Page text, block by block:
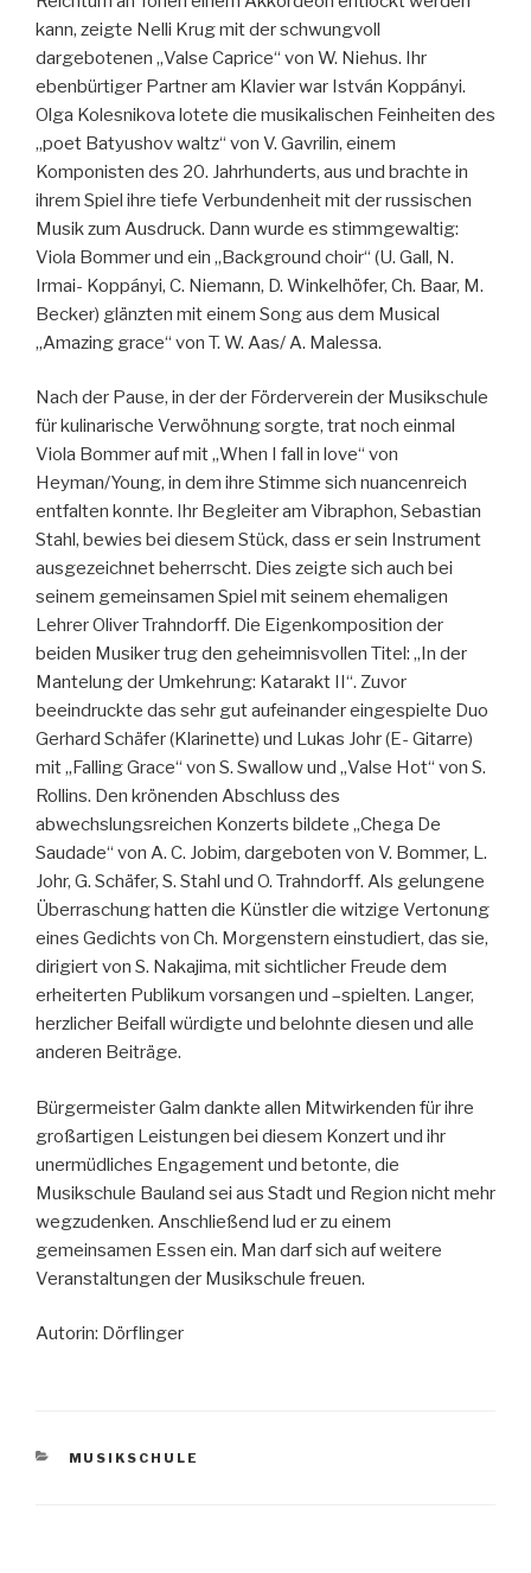
kann, zeigte Nelli Krug mit der schwungvoll
dargebotenen „Valse Caprice“ von W. Niehus. Ihr
ebenbürtiger Partner am Klavier war István Koppányi.
Olga Kolesnikova lotete die musikalischen Feinheiten des
„poet Batyushov waltz“ von V. Gavrilin, einem
Komponisten des 20. Jahrhunderts, aus und brachte in
ihrem Spiel ihre tiefe Verbundenheit mit der russischen
Musik zum Ausdruck. Dann wurde es stimmgewaltig:
Viola Bommer und ein „Background choir“ (U. Gall, N.
Irmai- Koppányi, C. Niemann, D. Winkelhöfer, Ch. Baar, M.
Becker) glänzten mit einem Song aus dem Musical
„Amazing grace“ von T. W. Aas/ A. Malessa.
Nach der Pause, in der der Förderverein der Musikschule
für kulinarische Verwöhnung sorgte, trat noch einmal
Viola Bommer auf mit „When I fall in love“ von
Heyman/Young, in dem ihre Stimme sich nuancenreich
entfalten konnte. Ihr Begleiter am Vibraphon, Sebastian
Stahl, bewies bei diesem Stück, dass er sein Instrument
ausgezeichnet beherrscht. Dies zeigte sich auch bei
seinem gemeinsamen Spiel mit seinem ehemaligen
Lehrer Oliver Trahndorff. Die Eigenkomposition der
beiden Musiker trug den geheimnisvollen Titel: „In der
Mantelung der Umkehrung: Katarakt II“. Zuvor
beeindruckte das sehr gut aufeinander eingespielte Duo
Gerhard Schäfer (Klarinette) und Lukas Johr (E- Gitarre)
mit „Falling Grace“ von S. Swallow und „Valse Hot“ von S.
Rollins. Den krönenden Abschluss des
abwechslungsreichen Konzerts bildete „Chega De
Saudade“ von A. C. Jobim, dargeboten von V. Bommer, L.
Johr, G. Schäfer, S. Stahl und O. Trahndorff. Als gelungene
Überraschung hatten die Künstler die witzige Vertonung
eines Gedichts von Ch. Morgenstern einstudiert, das sie,
dirigiert von S. Nakajima, mit sichtlicher Freude dem
erheiterten Publikum vorsangen und –spielten. Langer,
herzlicher Beifall würdigte und belohnte diesen und alle
anderen Beiträge.
Bürgermeister Galm dankte allen Mitwirkenden für ihre
großartigen Leistungen bei diesem Konzert und ihr
unermüdliches Engagement und betonte, die
Musikschule Bauland sei aus Stadt und Region nicht mehr
wegzudenken. Anschließend lud er zu einem
gemeinsamen Essen ein. Man darf sich auf weitere
Veranstaltungen der Musikschule freuen.
Autorin: Dörflinger
KATEGORIEN
MUSIKSCHULE